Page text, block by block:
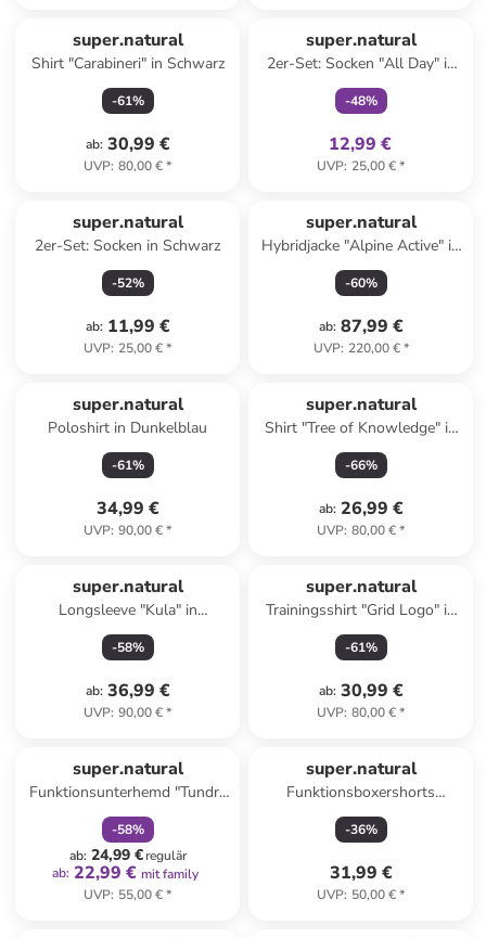
super.natural
Shirt "Carabineri" in Schwarz
-61%
ab: 30,99 €
UVP: 80,00 €*
super.natural
2er-Set: Socken "All Day" in
Dunkelblau
-48%
12,99 €
UVP: 25,00 €*
super.natural
2er-Set: Socken in Schwarz
-52%
ab: 11,99 €
UVP: 25,00 €*
super.natural
Hybridjacke "Alpine Active" in
Schwarz
-60%
ab: 87,99 €
UVP: 220,00 €*
super.natural
Poloshirt in Dunkelblau
-61%
34,99 €
UVP: 90,00 €*
super.natural
Shirt "Tree of Knowledge" in
Schwarz
-66%
ab: 26,99 €
UVP: 80,00 €*
super.natural
Longsleeve "Kula" in
Dunkelblau
-58%
ab: 36,99 €
UVP: 90,00 €*
super.natural
Trainingsshirt "Grid Logo" in
Anthrazit
-61%
ab: 30,99 €
UVP: 80,00 €*
super.natural
Funktionsunterhemd "Tundra
175" in Dunkelblau
-58%
ab: 24,99 €regulär
ab: 22,99 € mit family
UVP: 55,00 €*
super.natural
Funktionsboxershorts
"Tundra175" in Blau/ Schwarz
-36%
31,99 €
UVP: 50,00 €*